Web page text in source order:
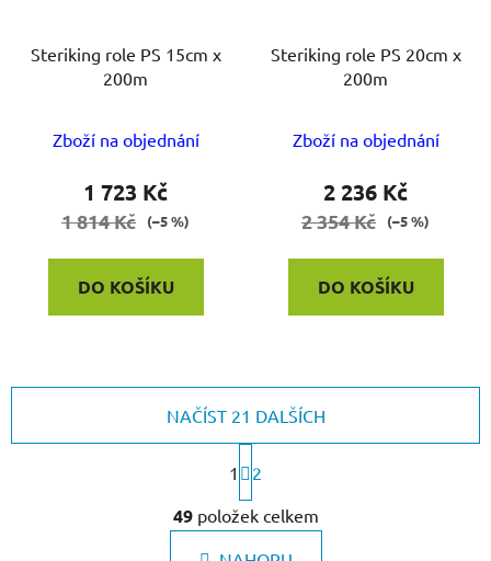
Steriking role PS 15cm x
200m
Zboží na objednání
1 723 Kč
1 814 Kč (–5 %)
DO KOŠÍKU
Steriking role PS 20cm x
200m
Zboží na objednání
2 236 Kč
2 354 Kč (–5 %)
DO KOŠÍKU
O
v
NAČÍST 21 DALŠÍCH
S
t
r
á
n
1 2
49položek celkem